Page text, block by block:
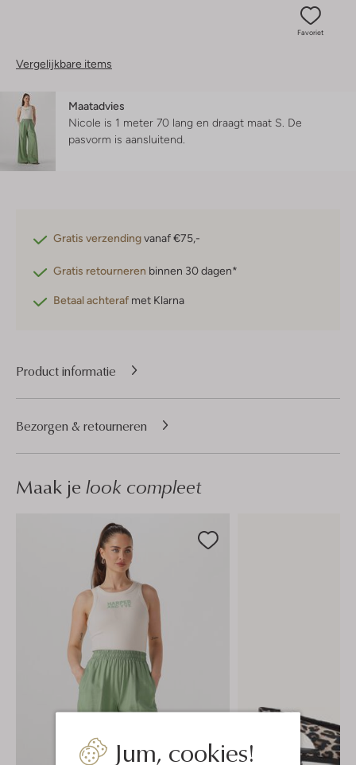
Jum, cookies!
Favoriet
Vergelijkbare items
Maatadvies
Nicole is 1 meter 70 lang en draagt maat S. De
pasvorm is aansluitend
Gratis verzendingvanaf €75,-
Gratis retourneren binnen 30 dagen*
Betaal achteraf met Klarna
Product informatie
Bezorgen & retourneren
Maak je look compleet